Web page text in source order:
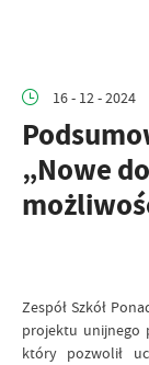
16 - 12 - 2024
„Nowe
Zespół Szkół
projektu unijnego
który pozwolił